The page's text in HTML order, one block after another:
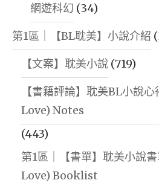
網遊科幻 (34)
第1區｜【BL耽美】小說介紹
【文案】耽美小說 (719)
【書籍評論】耽美BL小說
Love) Notes
(443)
第1區｜【書單】耽美小說
Love) Booklist